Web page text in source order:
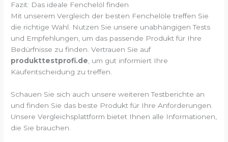
Fazit: Das ideale Fenchelöl finden
Mit unserem Vergleich der besten Fenchelöle treffen Sie
die richtige Wahl. Nutzen Sie unsere unabhängigen Tests
und Empfehlungen, um das passende Produkt für Ihre
Bedürfnisse zu finden. Vertrauen Sie auf
produkttestprofi.de, um gut informiert Ihre
Kaufentscheidung zu treffen.
Schauen Sie sich auch unsere weiteren Testberichte an
und finden Sie das beste Produkt für Ihre Anforderungen.
Unsere Vergleichsplattform bietet Ihnen alle Informationen,
die Sie brauchen.